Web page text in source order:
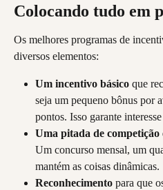
Colocando tudo em
Os melhores programas de
diversos elementos:
Um incentivo básico que
seja um pequeno bônus por
pontos. Isso garante
Uma pitada de competição
Um concurso mensal, um
mantém as coisas dinâmicas.
Reconhecimento para que